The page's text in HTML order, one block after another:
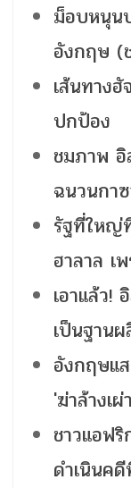
ม็อบหนุน
อังกฤษ (
เส้นทาง
ปกป้อง
ชมภาพ อิ
ฉนวนกา
รัฐที่ใหญ่
ฮาลาล เ
เอาแล้ว!
เป็นฐาน
อังกฤษแ
'ฆ่าล้างเ
ชาวแอฟ
ดำเนินค